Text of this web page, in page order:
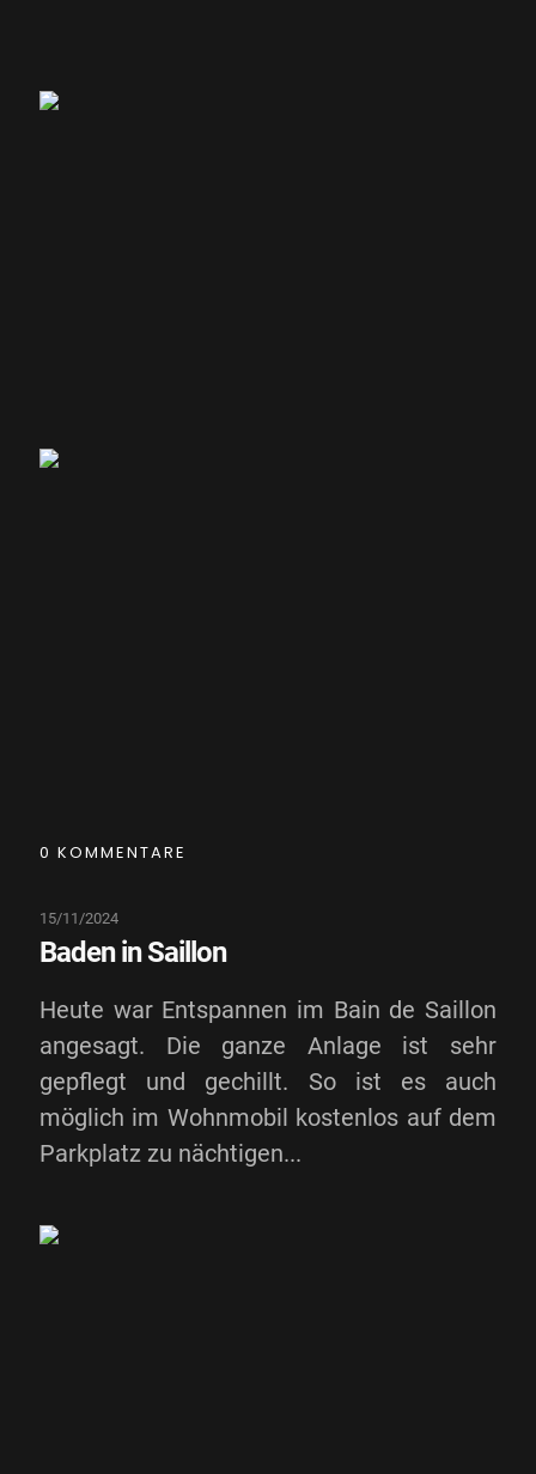
0 KOMMENTARE
Baden in Saillon
15/11/2024
Heute war Entspannen im Bain de Saillon
angesagt. Die ganze Anlage ist sehr
gepflegt und gechillt. So ist es auch
möglich im Wohnmobil kostenlos auf dem
Parkplatz zu nächtigen...